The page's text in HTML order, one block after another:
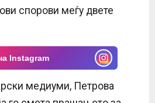
спорови меѓу двете
Instagram
медиуми, Петрова